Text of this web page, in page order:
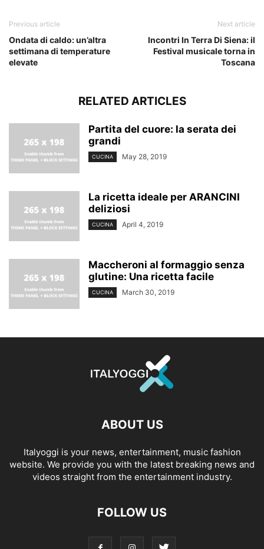
Previous article
Ondata di caldo: un’altra
settimana di temperature
elevate
Next article
Incontri In Terra Di Siena: il
Festival musicale torna in
Toscana
RELATED ARTICLES
Partita del cuore: la serata dei
grandi
CUCINA May 28, 2019
La ricetta ideale per ARANCINI
deliziosi
CUCINA April 4, 2019
Maccheroni al formaggio senza
glutine: Una ricetta facile
CUCINA March 30, 2019
ABOUT US
Italyoggi is your news, entertainment, music fashion
website. We provide you with the latest breaking news and
videos straight from the entertainment industry.
FOLLOW US